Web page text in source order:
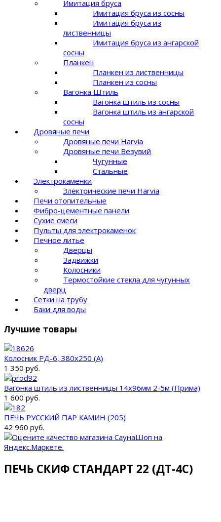
Имитация бруса
Имитация бруса из сосны
Имитация бруса из
лиственницы
Имитация бруса из ангарской
сосны
Планкен
Планкен из лиственницы
Планкен из сосны
Вагонка Штиль
Вагонка штиль из сосны
Вагонка штиль из ангарской
сосны
Дровяные печи
Дровяные печи Harvia
Дровяные печи Везувий
Чугунные
Стальные
Электрокаменки
Электрические печи Harvia
Печи отопительные
Фибро-цементные панели
Сухие смеси
Пульты для электрокаменок
Печное литье
Дверцы
Задвижки
Колосники
Термостойкие стекла для чугунных
дверц
Сетки на трубу
Баки для воды
Лучшие товары
Колосник РД-6, 380х250 (А)
1 350 руб.
Вагонка штиль из лиственницы 14x96мм 2-5м (Прима)
1 600 руб.
ПЕЧЬ РУССКИЙ ПАР КАМИН (205)
42 960 руб.
ПЕЧЬ СКИФ СТАНДАРТ 22 (ДТ-4С)